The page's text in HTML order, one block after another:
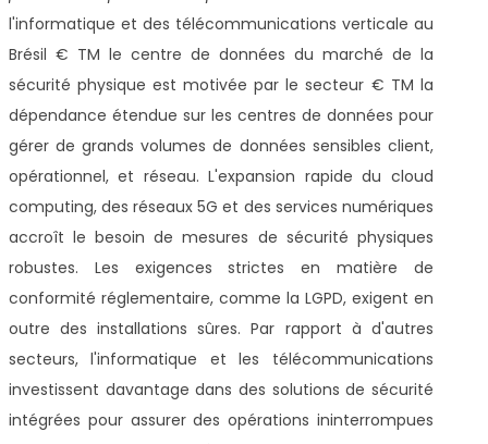
l'informatique et des télécommunications verticale au
Brésil € TM le centre de données du marché de la
sécurité physique est motivée par le secteur € TM la
dépendance étendue sur les centres de données pour
gérer de grands volumes de données sensibles client,
opérationnel, et réseau. L'expansion rapide du cloud
computing, des réseaux 5G et des services numériques
accroît le besoin de mesures de sécurité physiques
robustes. Les exigences strictes en matière de
conformité réglementaire, comme la LGPD, exigent en
outre des installations sûres. Par rapport à d'autres
secteurs, l'informatique et les télécommunications
investissent davantage dans des solutions de sécurité
intégrées pour assurer des opérations ininterrompues